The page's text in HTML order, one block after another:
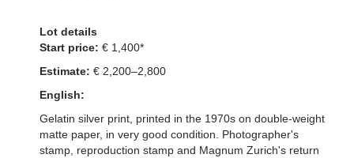
Lot details
Start price: € 1,400*
Estimate: € 2,200–2,800
English:
Gelatin silver print, printed in the 1970s on double-weight
matte paper, in very good condition. Photographer's
stamp, reproduction stamp and Magnum Zurich's return